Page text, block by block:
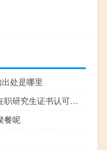
处是哪里
北京航空航天大学在职研究生证书认可度高吗
餐呢